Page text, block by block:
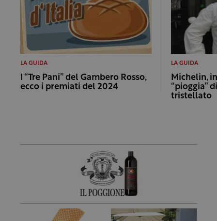
LA GUIDA
I “Tre Pani” del Gambero Rosso,
ecco i premiati del 2024
LA GUIDA
Michelin,
“pioggia”
tristellato